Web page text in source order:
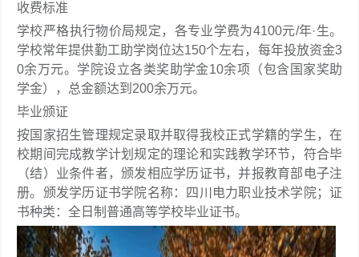
收费标准
学校严格执行物价局规定，各专业学费为4100元/年·生。
学校常年提供勤工助学岗位达150个左右，每年投放资金3
0余万元。学院设立各类奖助学金10余项（包含国家奖助
学金），总金额达到200余万元。
毕业颁证
按国家招生管理规定录取并取得我校正式学籍的学生，在
校期间完成教学计划规定的理论和实践教学环节，符合毕
（结）业条件者，颁发相应学历证书，并报教育部电子注
册。颁发学历证书学院名称：四川电力职业技术学院；证
书种类：全日制普通高等学校毕业证书。